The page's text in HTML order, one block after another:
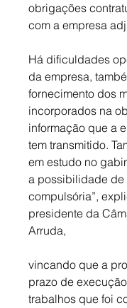
obrigações
com a empresa
Há dificuldades
da empresa,
fornecimento dos
incorporados na
informação que a
tem transmitido.
em estudo no
a possibilidade de
compulsória”,
presidente da
Arruda,
vincando que a
prazo de
trabalhos que foi